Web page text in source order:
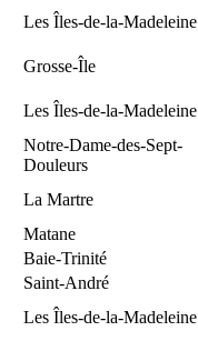
Les Îles-de-la-Madeleine
Grosse-Île
Les Îles-de-la-Madeleine
Notre-Dame-des-Sept-
Douleurs
La Martre
Matane
Baie-Trinité
Saint-André
Les Îles-de-la-Madeleine